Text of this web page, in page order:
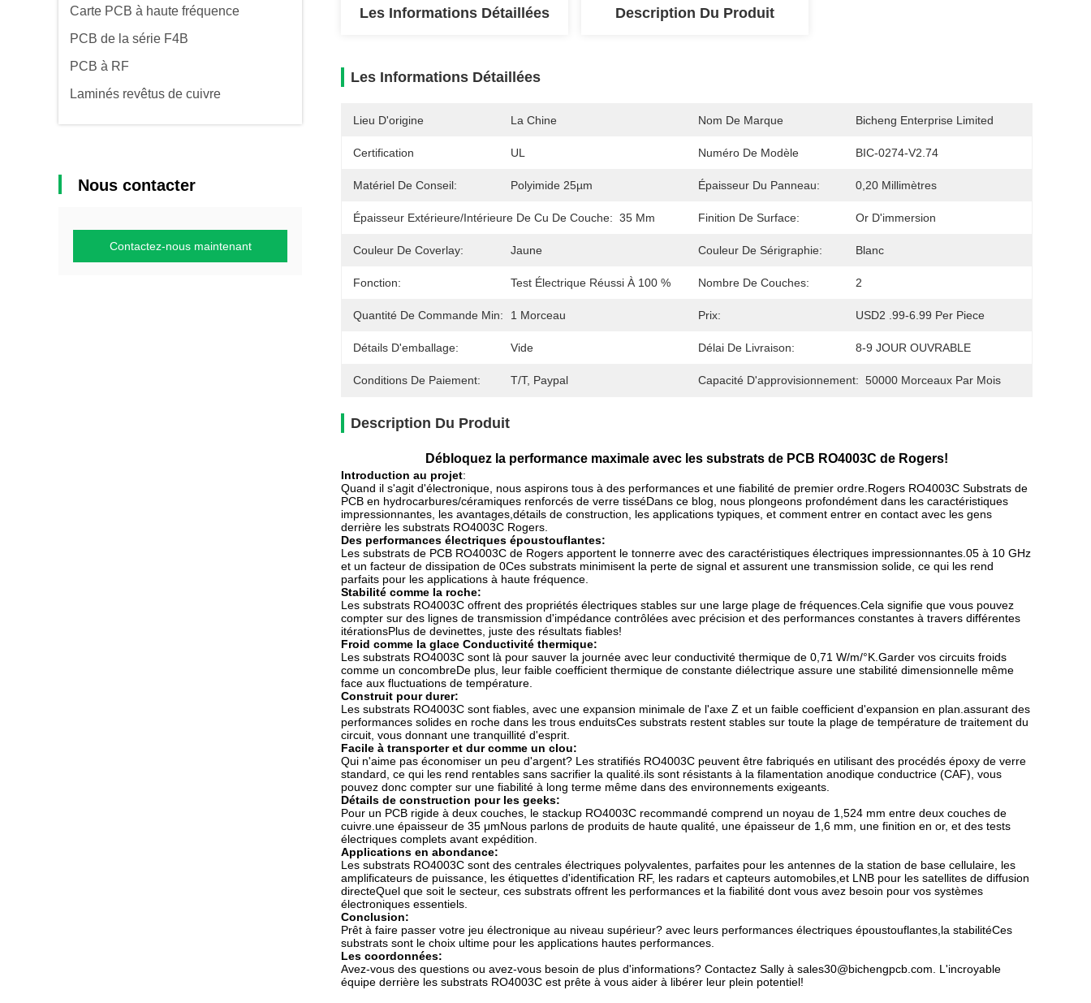
Carte PCB à haute fréquence
PCB de la série F4B
PCB à RF
Laminés revêtus de cuivre
Nous contacter
Contactez-nous maintenant
Les Informations Détaillées Description Du Produit
Les Informations Détaillées
Lieu D'origine La Chine Nom De Marque Bicheng Enterprise Limited
Certification UL Numéro De Modèle BIC-0274-V2.74
Matériel De Conseil: Polyimide 25µm Épaisseur Du Panneau: 0,20 Millimètres
Épaisseur Extérieure/intérieure De Cu De Couche: 35 Μm Finition De Surface: Or D'immersion
Couleur De Coverlay: Jaune Couleur De Sérigraphie: Blanc
Fonction: Test Électrique Réussi À 100 % Nombre De Couches: 2
Quantité De Commande Min: 1 Morceau Prix: USD2 .99-6.99 Per Piece
Détails D'emballage: Vide Délai De Livraison: 8-9 JOUR OUVRABLE
Conditions De Paiement: T/T, Paypal Capacité D'approvisionnement: 50000 Morceaux Par Mois
Description Du Produit
Débloquez la performance maximale avec les substrats de PCB RO4003C de Rogers!
Introduction au projet:
Quand il s'agit d'électronique, nous aspirons tous à des performances et une fiabilité de premier ordre.Rogers RO4003C Substrats de
PCB en hydrocarbures/céramiques renforcés de verre tisséDans ce blog, nous plongeons profondément dans les caractéristiques
impressionnantes, les avantages,détails de construction, les applications typiques, et comment entrer en contact avec les gens
derrière les substrats RO4003C Rogers.
Des performances électriques époustouflantes:
Les substrats de PCB RO4003C de Rogers apportent le tonnerre avec des caractéristiques électriques impressionnantes.05 à 10 GHz
et un facteur de dissipation de 0Ces substrats minimisent la perte de signal et assurent une transmission solide, ce qui les rend
parfaits pour les applications à haute fréquence.
Stabilité comme la roche:
Les substrats RO4003C offrent des propriétés électriques stables sur une large plage de fréquences.Cela signifie que vous pouvez
compter sur des lignes de transmission d'impédance contrôlées avec précision et des performances constantes à travers différentes
itérationsPlus de devinettes, juste des résultats fiables!
Froid comme la glace Conductivité thermique:
Les substrats RO4003C sont là pour sauver la journée avec leur conductivité thermique de 0,71 W/m/°K.Garder vos circuits froids
comme un concombreDe plus, leur faible coefficient thermique de constante diélectrique assure une stabilité dimensionnelle même
face aux fluctuations de température.
Construit pour durer:
Les substrats RO4003C sont fiables, avec une expansion minimale de l'axe Z et un faible coefficient d'expansion en plan.assurant des
performances solides en roche dans les trous enduitsCes substrats restent stables sur toute la plage de température de traitement du
circuit, vous donnant une tranquillité d'esprit.
Facile à transporter et dur comme un clou:
Qui n'aime pas économiser un peu d'argent? Les stratifiés RO4003C peuvent être fabriqués en utilisant des procédés époxy de verre
standard, ce qui les rend rentables sans sacrifier la qualité.ils sont résistants à la filamentation anodique conductrice (CAF), vous
pouvez donc compter sur une fiabilité à long terme même dans des environnements exigeants.
Détails de construction pour les geeks:
Pour un PCB rigide à deux couches, le stackup RO4003C recommandé comprend un noyau de 1,524 mm entre deux couches de
cuivre.une épaisseur de 35 μmNous parlons de produits de haute qualité, une épaisseur de 1,6 mm, une finition en or, et des tests
électriques complets avant expédition.
Applications en abondance:
Les substrats RO4003C sont des centrales électriques polyvalentes, parfaites pour les antennes de la station de base cellulaire, les
amplificateurs de puissance, les étiquettes d'identification RF, les radars et capteurs automobiles,et LNB pour les satellites de diffusion
directeQuel que soit le secteur, ces substrats offrent les performances et la fiabilité dont vous avez besoin pour vos systèmes
électroniques essentiels.
Conclusion:
Prêt à faire passer votre jeu électronique au niveau supérieur? avec leurs performances électriques époustouflantes,la stabilitéCes
substrats sont le choix ultime pour les applications hautes performances.
Les coordonnées:
Avez-vous des questions ou avez-vous besoin de plus d'informations? Contactez Sally à sales30@bichengpcb.com. L'incroyable
équipe derrière les substrats RO4003C est prête à vous aider à libérer leur plein potentiel!